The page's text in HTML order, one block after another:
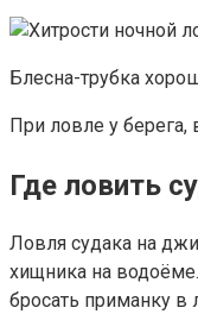
Блесна-трубка
При ловле у берега,
Где ловить
Ловля судака на
хищника на
бросать приманку в